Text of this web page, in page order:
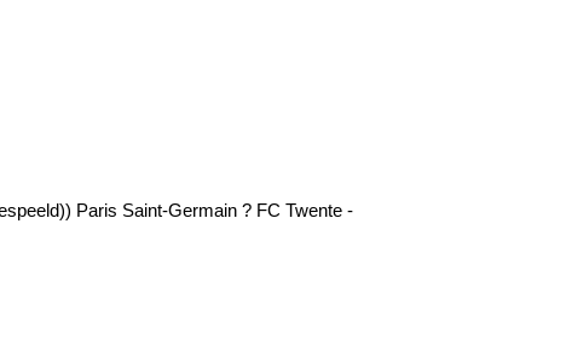
Paris Saint-Germain ? FC Twente -